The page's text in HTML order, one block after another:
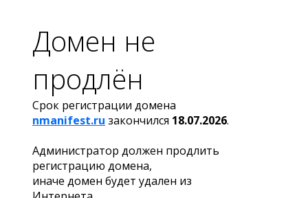
Домен не
продлён
Срок регистрации домена
nmanifest.ru закончился 18.07.2026.
Администратор должен продлить
регистрацию домена,
иначе домен будет удален из